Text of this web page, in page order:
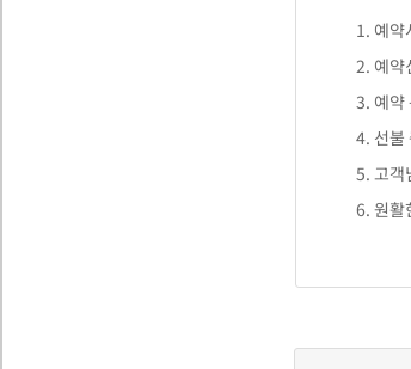
1. 예약
2. 예약
3. 예약
4. 선불
5. 고객
6. 원활